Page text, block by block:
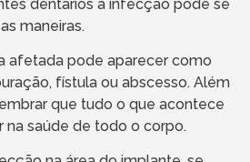
dentários a infecção pode se
maneiras.
afetada pode aparecer como
fístula ou abscesso. Além
que tudo o que acontece
na saúde de todo o corpo.